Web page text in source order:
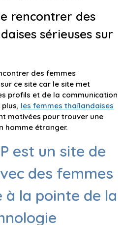
rencontrer des
sérieuses sur
des femmes
ce site car le site met
profils et de la communication
les femmes thaïlandaises
motivées pour trouver une
homme étranger.
est un site de
des femmes
à la pointe de la